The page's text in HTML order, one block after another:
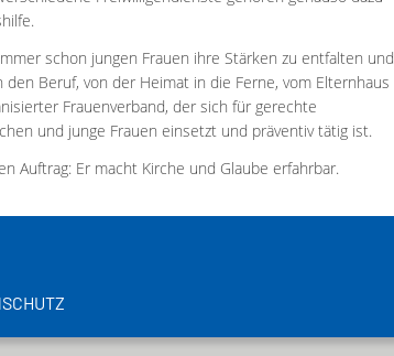
schon jungen Frauen ihre Stärken zu entfalten und
Beruf, von der Heimat in die Ferne, vom Elternhaus
Frauenverband, der sich für gerechte
und junge Frauen einsetzt und präventiv tätig ist.
Auftrag: Er macht Kirche und Glaube erfahrbar.